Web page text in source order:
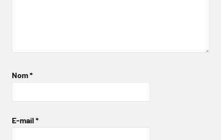
Nom*
E-mail *